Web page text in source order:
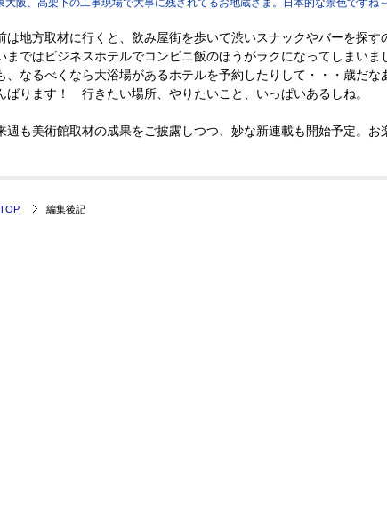
大阪、高架下の工事現場で大事に残されてるお地蔵さま。日本的な景色ですね～
は地方取材に行くと、飲み屋街を歩いて渋いスナックやバーを探す
まではビジネスホテルでコンビニ飯のほうがラクになってしまいま
、なるべくなら大浴場があるホテルを予約したりして・・・歳だ
ばります！ 行きたい場所、やりたいこと、いっぱいあるしね。
週も美術館取材の成果をご披露しつつ、妙な新連載も開始予定。お
TOP 編集後記